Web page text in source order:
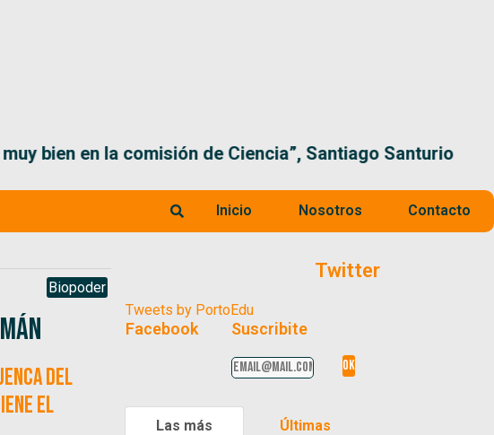
bien en la comisión de Ciencia”, Santiago Santurio
Inicio Nosotros Contacto
Biopoder
del
el
Twitter
Tweets by PortoEdu
Facebook Suscribite
Las más
Últimas